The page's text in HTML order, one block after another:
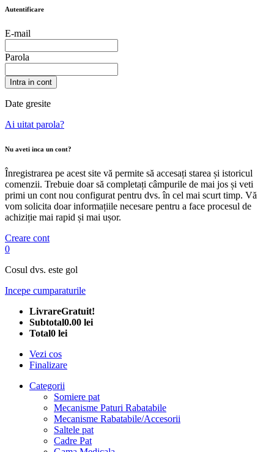
Autentificare
E-mail
Parola
Intra in cont
Date gresite
Ai uitat parola?
Nu aveti inca un cont?
Înregistrarea pe acest site vă permite să accesați starea și istoricul
comenzii. Trebuie doar să completați câmpurile de mai jos și veti
primi un cont nou configurat pentru dvs. în cel mai scurt timp. Vă
vom solicita doar informațiile necesare pentru a face procesul de
achiziție mai rapid și mai ușor.
Creare cont
0
Cosul dvs. este gol
Incepe cumparaturile
LivrareGratuit!
Subtotal0.00 lei
Total0 lei
Vezi cos
Finalizare
Categorii
Somiere pat
Mecanisme Paturi Rabatabile
Mecanisme Rabatabile/Accesorii
Saltele pat
Cadre Pat